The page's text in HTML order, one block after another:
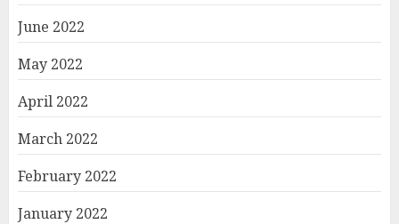
June 2022
May 2022
April 2022
March 2022
February 2022
January 2022